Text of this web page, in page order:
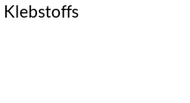
Klebstoffs